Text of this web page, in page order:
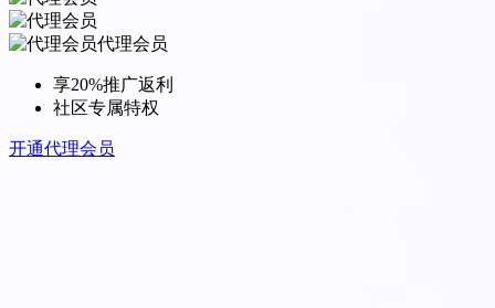
代理会员
享20%推广返利
社区专属特权
开通代理会员